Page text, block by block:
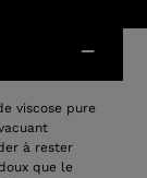
viscose pure
à rester
que le